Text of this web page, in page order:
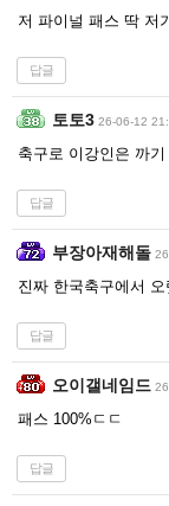
저 파이널 패스 딱 저
답글
토토3 26-06-12
축구로 이강인은 까
답글
부장아재해돌
진짜 한국축구에서
답글
오이갤네임드
패스 100%ㄷㄷ
답글